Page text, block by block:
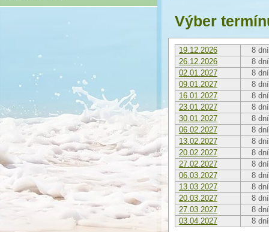
Výber
19.12.2026
8 dní
26.12.2026
8 dní
02.01.2027
8 dní
09.01.2027
8 dní
16.01.2027
8 dní
23.01.2027
8 dní
30.01.2027
8 dní
06.02.2027
8 dní
13.02.2027
8 dní
20.02.2027
8 dní
27.02.2027
8 dní
06.03.2027
8 dní
13.03.2027
8 dní
20.03.2027
8 dní
27.03.2027
8 dní
03.04.2027
8 dní